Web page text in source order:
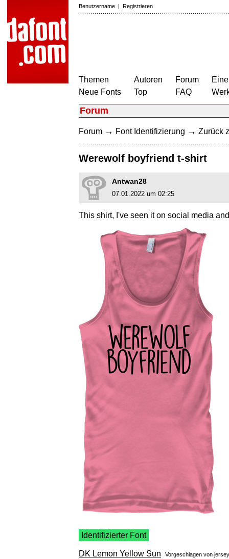
Benutzername | Registrieren
Themen
Neue Fonts
Autoren
Top
Forum
FAQ
Forum
Forum → Font Identifizierung → Zurück
Werewolf boyfriend t-shirt
Antwan28
07.01.2022 um 02:25
This shirt, I've seen it on social media
Identifizierter Font
DK Lemon Yellow Sun Vorgeschlagen von